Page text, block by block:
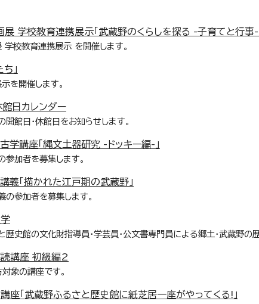
学校教育連携展示「武蔵野のくらしを探る -子育てと行事-
校教育連携展示 を開催します。
」
を開催します。
日カレンダー
館日・休館日をお知らせします。
学講座「縄文土器研究 -ドッキー編-」
加者を募集します。
義「描かれた江戸期の武蔵野」
参加者を募集します。
史館の文化財指導員・学芸員・公文書専門員による郷土・武蔵野の
講座 初級編2
象の講座です。
座「武蔵野ふるさと歴史館に紙芝居一座がやってくる!」